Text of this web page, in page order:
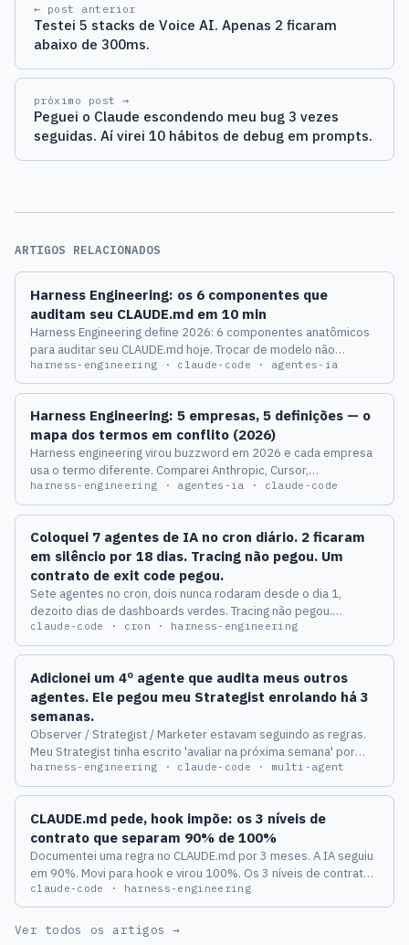
← post anterior
Testei 5 stacks de Voice AI. Apenas 2 ficaram
abaixo de 300ms.
próximo post →
Peguei o Claude escondendo meu bug 3 vezes
seguidas. Aí virei 10 hábitos de debug em prompts.
ARTIGOS RELACIONADOS
Harness Engineering: os 6 componentes que
auditam seu CLAUDE.md em 10 min
Harness Engineering define 2026: 6 componentes anatômicos
para auditar seu CLAUDE.md hoje. Trocar de modelo não
conserta seu agente — o ambiente ao redor dele, sim.
harness-engineering · claude-code · agentes-ia
Harness Engineering: 5 empresas, 5 definições — o
mapa dos termos em conflito (2026)
Harness engineering virou buzzword em 2026 e cada empresa
usa o termo diferente. Comparei Anthropic, Cursor,
Continue.dev, Cognition e OpenAI — o único ponto em comum é
1 só.
harness-engineering · agentes-ia · claude-code
Coloquei 7 agentes de IA no cron diário. 2 ficaram
em silêncio por 18 dias. Tracing não pegou. Um
contrato de exit code pegou.
Sete agentes no cron, dois nunca rodaram desde o dia 1,
dezoito dias de dashboards verdes. Tracing não pegou.
Contrato de exit code + heartbeat de 24h pegou.
claude-code · cron · harness-engineering
Adicionei um 4º agente que audita meus outros
agentes. Ele pegou meu Strategist enrolando há 3
semanas.
Observer / Strategist / Marketer estavam seguindo as regras.
Meu Strategist tinha escrito 'avaliar na próxima semana' por
três semanas seguidas, e nenhuma das três camadas
conseguiu pegar isso. A 4ª camada pegou na primeira rodada.
harness-engineering · claude-code · multi-agent
CLAUDE.md pede, hook impõe: os 3 níveis de
contrato que separam 90% de 100%
Documentei uma regra no CLAUDE.md por 3 meses. A IA seguiu
em 90%. Movi para hook e virou 100%. Os 3 níveis de contrato
do harness que quase ninguém separa.
claude-code · harness-engineering
Ver todos os artigos →